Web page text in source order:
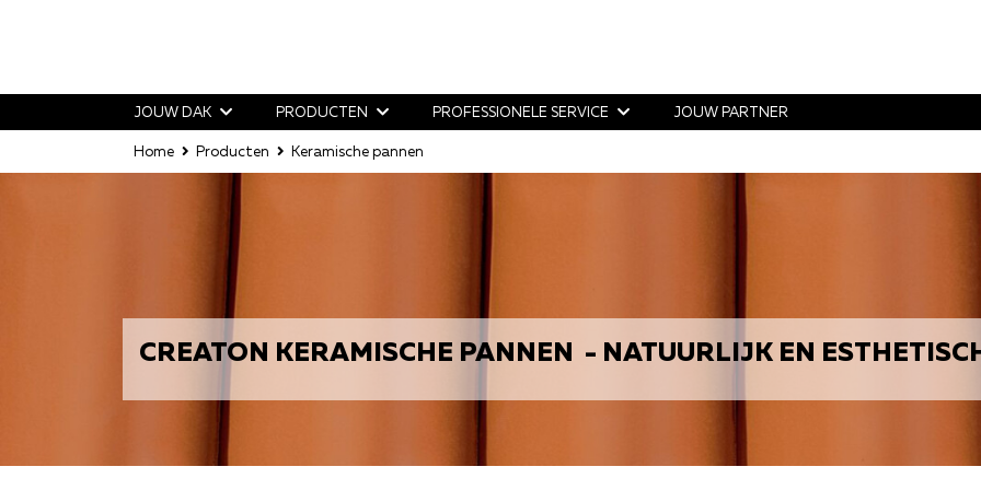
JOUW DAK PRODUCTEN PROFESSIONELE SERVICE JOUW PARTNER
Home Producten Keramische pannen
CREATON KERAMISCHE PANNEN - NATUURLIJK EN